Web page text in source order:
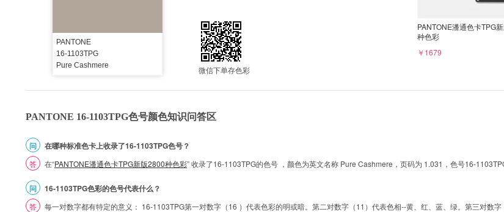
PANTONE
16-1103TPG
Pure Cashmere
微信下单存色彩
PANTONE潘通色卡TPG
种色彩
￥1679
PANTONE 16-1103TPG色号颜色知识问答区
问 在哪种标准色卡上收录了16-1103TPG色号？
答 在“PANTONE潘通色卡TPG新版2800种色彩” 收录了16-1103TPG的色号 ，颜色为英文名称 Pure Cashmere，页码为 1.031，色号16-
问 16-1103TPG色彩的色号代表什么？
答
每一对数字都有特定的意义： 16-1103TPG第一对数字（16 ）代表色彩的明或暗。第二对数字（11）代表色相--黄、红、蓝、绿。第三对数